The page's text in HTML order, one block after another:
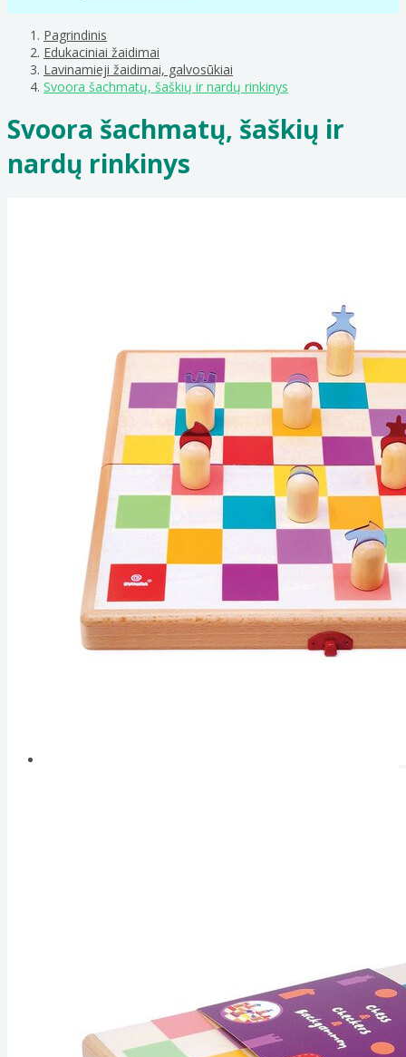
Pagrindinis
Edukaciniai žaidimai
Lavinamieji žaidimai, galvosūkiai
Svoora šachmatų, šaškių ir nardų rinkinys
Svoora šachmatų, šaškių ir
nardų rinkinys